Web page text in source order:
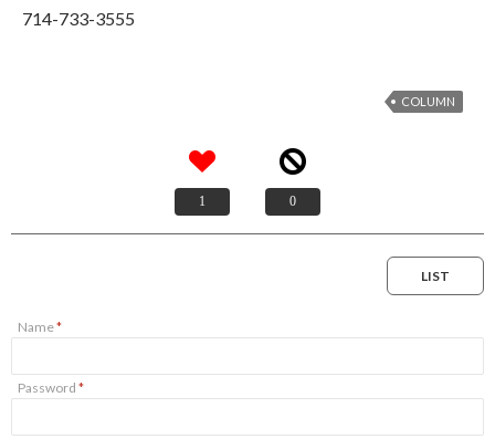
714-733-3555
COLUMN
1 0
LIST
Name*
Password *